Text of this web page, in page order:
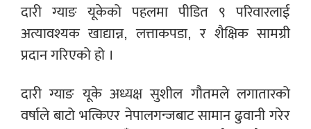
दारी ग्याङ यूकेको पहलमा पीडित ९ परिवारलाई
अत्यावश्यक खाद्यान्न, लत्ताकपडा, र शैक्षिक सामग्री
प्रदान गरिएको हो ।
दारी ग्याङ यूके अध्यक्ष सुशील गौतमले लगातारको
वर्षाले बाटो भत्किएर नेपालगन्जबाट सामान ढुवानी गरेर